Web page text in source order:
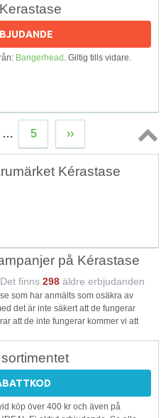
Bangerhead. Giltig tills vidare.
… 5 ››
Topp
Kérastase
på Kérastase
Det finns 298 äldre erbjudanden
som har anmälts som osäkra av
det är inte säkert att de fungerar
att de inte fungerar kommer vi att
köp över 400 kr och även på